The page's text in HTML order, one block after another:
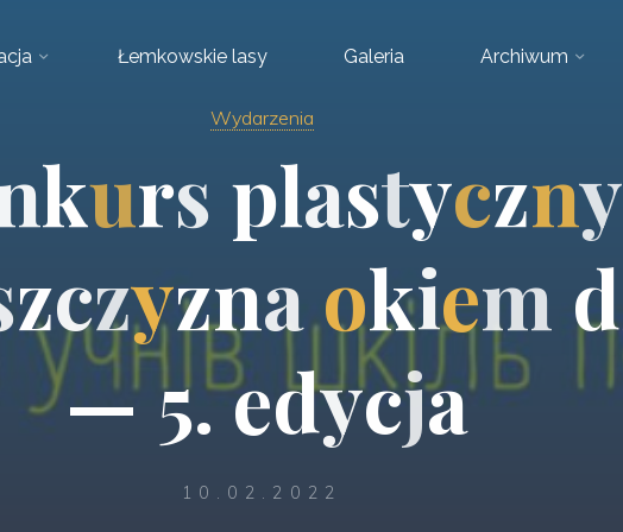
Łemkowskie lasy Galeria Archiwum
Wydarzenia
kurs plastyczny
zczyzna okiem d
— 5.edycja
10.02.2022